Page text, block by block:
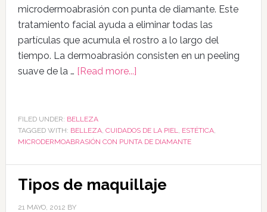
microdermoabrasión con punta de diamante. Este
tratamiento facial ayuda a eliminar todas las
partículas que acumula el rostro a lo largo del
tiempo. La dermoabrasión consisten en un peeling
suave de la … [Read more...]
FILED UNDER: BELLEZA
TAGGED WITH: BELLEZA, CUIDADOS DE LA PIEL ESTÉTICA,
MICRODERMOABRASIÓN CON PUNTA DE DIAMANTE
Tipos de maquillaje
21 MAYO, 2012 BY